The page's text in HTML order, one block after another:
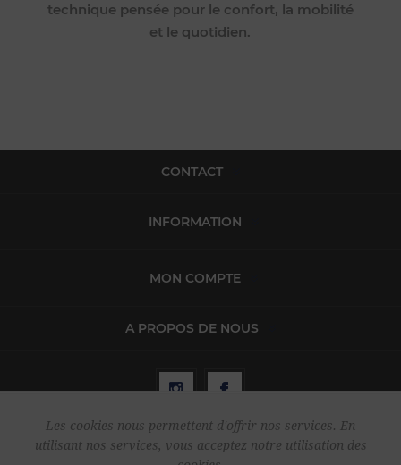
technique pensée pour le confort, la mobilité
et le quotidien.
CONTACT
INFORMATION
MON COMPTE
A PROPOS DE NOUS
Les cookies nous permettent d'offrir nos services. En
utilisant nos services, vous acceptez notre utilisation des